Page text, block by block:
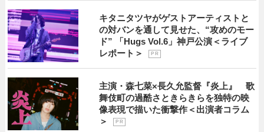
キタニタツヤがゲストアーティストと
の対バンを通して見せた、“攻めのモー
ド” 「Hugs Vol.6」神戸公演＜ライブ
レポート＞
P R
主演・森七菜×長久允監督『炎上』 歌
舞伎町の過酷さときらきらを独特の映
像表現で描いた衝撃作＜出演者コラム
＞
P R